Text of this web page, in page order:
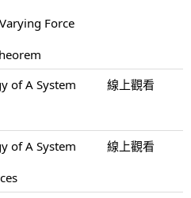
Force
of A System
線上觀看
of A System
線上觀看